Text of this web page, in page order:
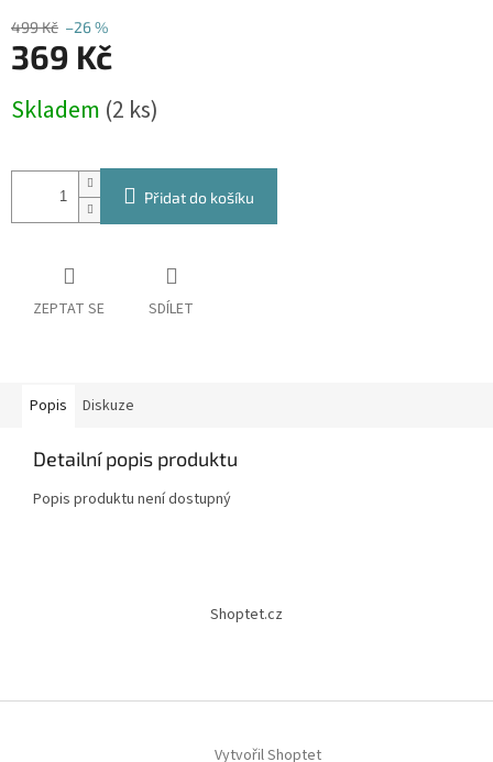
499 Kč –26 %
369 Kč
cena:
Skladem (2 ks)
Přidat do košíku
ZEPTAT SE SDÍLET
Popis Diskuze
Detailní popis produktu
Popis produktu není dostupný
í
Shoptet.cz
Vytvořil Shoptet